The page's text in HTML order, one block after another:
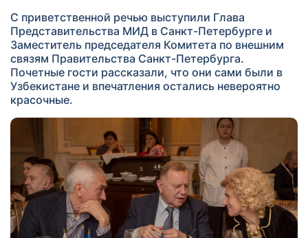
С приветственной речью выступили Глава
Представительства МИД в Санкт-Петербурге и
Заместитель председателя Комитета по внешним
связям Правительства Санкт-Петербурга.
Почетные гости рассказали, что они сами были в
Узбекистане и впечатления остались невероятно
красочные.